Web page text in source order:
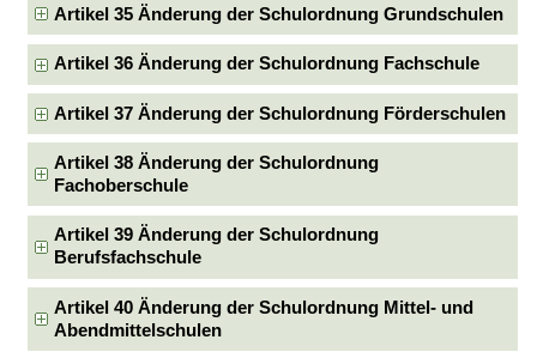
Artikel 35 Änderung der Schulordnung Grundschulen
Artikel 36 Änderung der Schulordnung Fachschule
Artikel 37 Änderung der Schulordnung Förderschulen
Artikel 38 Änderung der Schulordnung
Fachoberschule
Artikel 39 Änderung der Schulordnung
Berufsfachschule
Artikel 40 Änderung der Schulordnung Mittel- und
Abendmittelschulen